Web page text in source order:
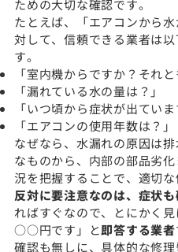
ための大切な確認です。
たとえば、「エアコンから
対して、信頼できる業者は
す。
「室内機からですか？それ
「漏れている水の量は？」
「いつ頃から症状が出ていま
「エアコンの使用年数は？」
なぜなら、水漏れの原因は
なものから、内部の部品劣
況を把握することで、適切な
反対に要注意なのは、症状
ればすぐなので、とにかく
○○円です」と即答する業者
確認も無しに、具体的な修